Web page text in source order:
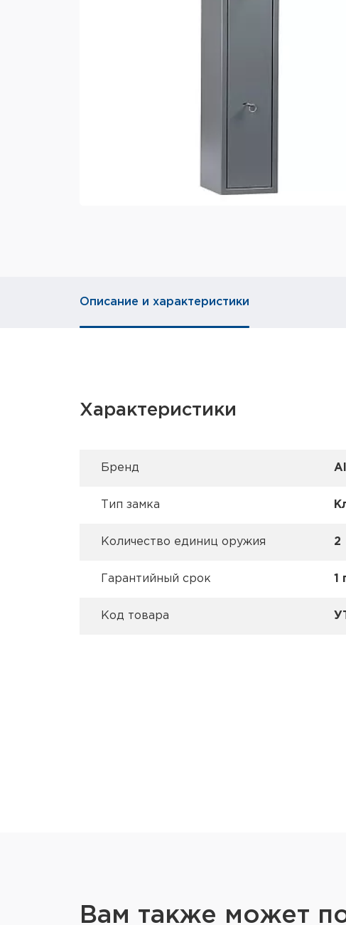
Описание и характеристики
Характеристики
Брeнд
Тип замка
Количество единиц оружия 2
Гарантийный срок 1
Код товара
Вам также может